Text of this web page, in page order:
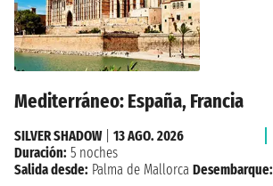
Mediterráneo: España, Francia
SILVER SHADOW| 13 AGO. 2026
Duración: 5 noches
Salida desde: Palma de Mallorca Desembarque: